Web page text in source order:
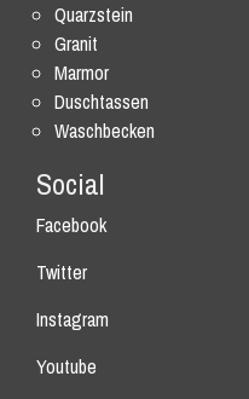
Quarzstein
Granit
Marmor
Duschtassen
Waschbecken
Social
Facebook
Twitter
Instagram
Youtube